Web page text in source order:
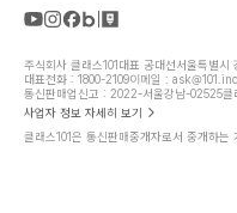
주식회사 클래스101대표 공대선서울특별시
대표전화 : 1800-2109이메일 : ask@101.inc
통신판매업신고 : 2022-서울강남-02525클
사업자 정보 자세히 보기
클래스101은 통신판매중개자로서 중개하